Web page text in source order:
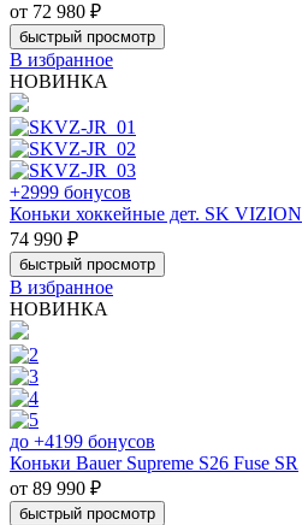
от 72 980 ₽
быстрый просмотр
В избранное
НОВИНКА
+2999 бонусов
Коньки хоккейные дет. SK VIZION
74 990 ₽
быстрый просмотр
В избранное
НОВИНКА
до +4199 бонусов
Коньки Bauer Supreme S26 Fuse SR
от 89 990 ₽
быстрый просмотр